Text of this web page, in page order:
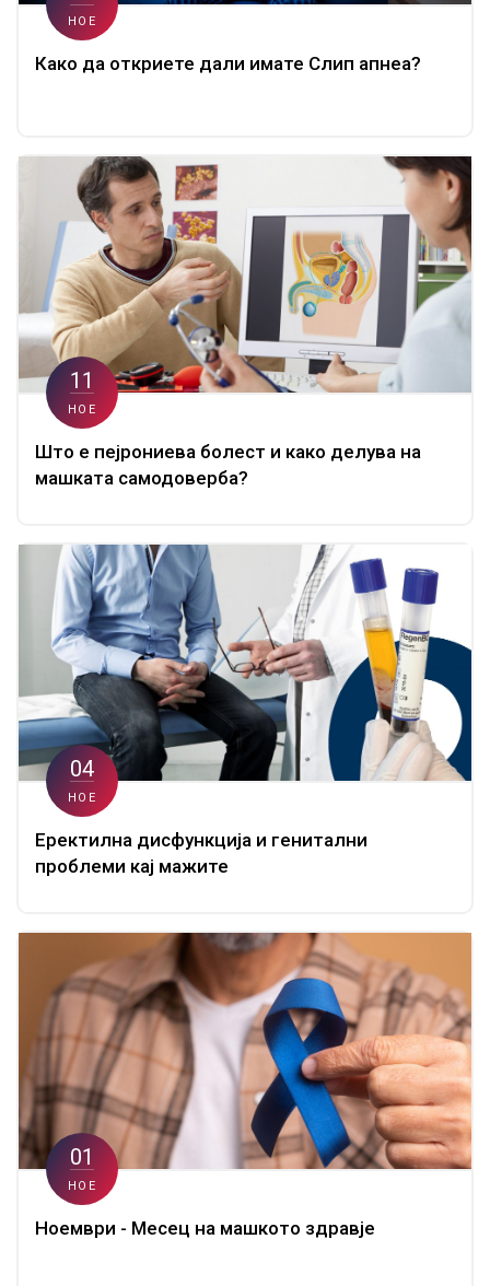
НОЕ
Како да откриете дали имате Слип апнеа?
11
НОЕ
Што е пејрониева болест и како делува на
машката самодоверба?
04
НОЕ
Еректилна дисфункција и генитални
проблеми кај мажите
01
НОЕ
Ноември - Месец на машкото здравје